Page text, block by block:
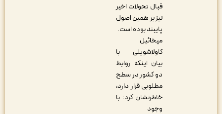
قبال تحولات اخیر
نیز بر همین اصول
پایبند بوده است.
میخائیل
کاولاشویلی با
بیان اینکه روابط
دو کشور در سطح
مطلوبی قرار دارد،
خاطرنشان کرد: با